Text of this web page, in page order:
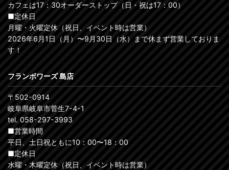
カフェは17：30オーダーストップ（日・祝は17：00）
■定休日
月曜・火曜定休（祝日、イベント時は営業）
2026年6月1日（月）〜9月30日（水）まで休まず営業しておりま
す！
フランボワーズ 島店
〒502-0914
岐阜県岐阜市菅生7-4-1
tel. 058-297-3993
■営業時間
平日、土日祝ともに10：00〜18：00
■定休日
水曜・木曜定休（祝日、イベント時は営業）